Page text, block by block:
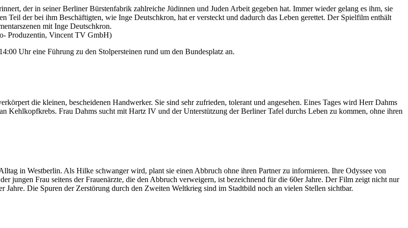
der in seiner Berliner Bürstenfabrik zahlreiche Jüdinnen und Juden Arbeit gegeben hat. Immer wieder gelang es ihm, sie
Teil der bei ihm Beschäftigten, wie Inge Deutschkron, hat er versteckt und dadurch das Leben gerettet. Der Spielfilm enthält
mit Inge Deutschkron.
Produzentin, Vincent TV GmbH)
Uhr eine Führung zu den Stolpersteinen rund um den Bundesplatz an.
die kleinen, bescheidenen Handwerker. Sie sind sehr zufrieden, tolerant und angesehen. Eines Tages wird Herr Dahms
Kehlkopfkrebs. Frau Dahms sucht mit Hartz IV und der Unterstützung der Berliner Tafel durchs Leben zu kommen, ohne ihren
in Westberlin. Als Hilke schwanger wird, plant sie einen Abbruch ohne ihren Partner zu informieren. Ihre Odyssee von
jungen Frau seitens der Frauenärzte, die den Abbruch verweigern, ist bezeichnend für die 60er Jahre. Der Film zeigt nicht nur
Jahre. Die Spuren der Zerstörung durch den Zweiten Weltkrieg sind im Stadtbild noch an vielen Stellen sichtbar.